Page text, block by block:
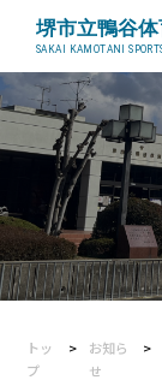
トッ
プ
お知ら
せ